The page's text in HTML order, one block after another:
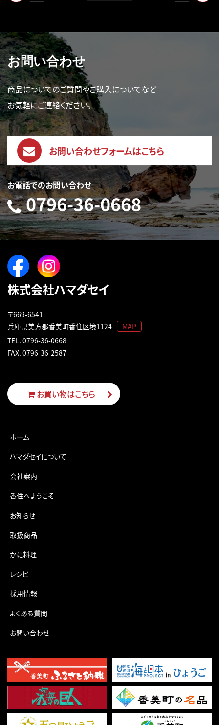
お問い合わせ
商品についてのご質問やご購入についてなど
お気軽にご連絡ください。
お問い合わせフォームはこちら
お電話でのお問い合わせ
0796-36-0668
株式会社ハマダセイ
〒669-6541
兵庫県美方郡香美町香住区境1124
MAP
TEL. 0796-36-0668
FAX. 0796-36-2587
お買い物はこちら
ホーム
ハマダセイについて
会社案内
香住へようこそ
お知らせ
取扱商品
かに料理
レシピ
採用情報
よくある質問
お問い合わせ